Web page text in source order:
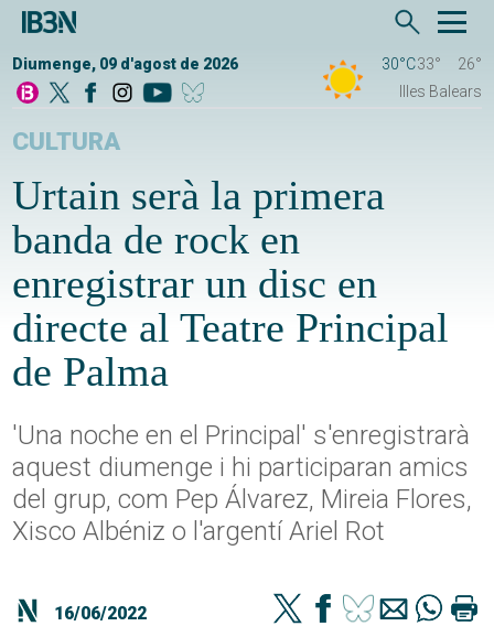
Diumenge, 09 d'agost de 2026 30°C33°
26°
Illes Balears
CULTURA
Urtain serà la primera
banda de rock en
enregistrar un disc en
directe al Teatre Principal
de Palma
'Una noche en el Principal' s'enregistrarà
aquest diumenge i hi participaran amics
del grup, com Pep Álvarez, Mireia Flores,
Xisco Albéniz o l'argentí Ariel Rot
16/06/2022